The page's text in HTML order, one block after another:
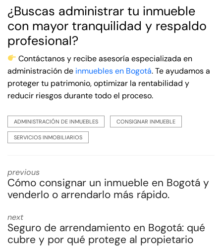
¿Buscas administrar tu inmueble
con mayor tranquilidad y respaldo
profesional?
Contáctanos y recibe asesoría especializada en
administración de inmuebles en Bogotá. Te ayudamos a
proteger tu patrimonio, optimizar la rentabilidad y
reducir riesgos durante todo el proceso.
ADMINISTRACIÓN DE INMUEBLES CONSIGNAR INMUEBLE
SERVICIOS INMOBILIARIOS
previous
Cómo consignar un inmueble en Bogotá y
venderlo o arrendarlo más rápido.
next
Seguro de arrendamiento en Bogotá: qué
cubre y por qué protege al propietario